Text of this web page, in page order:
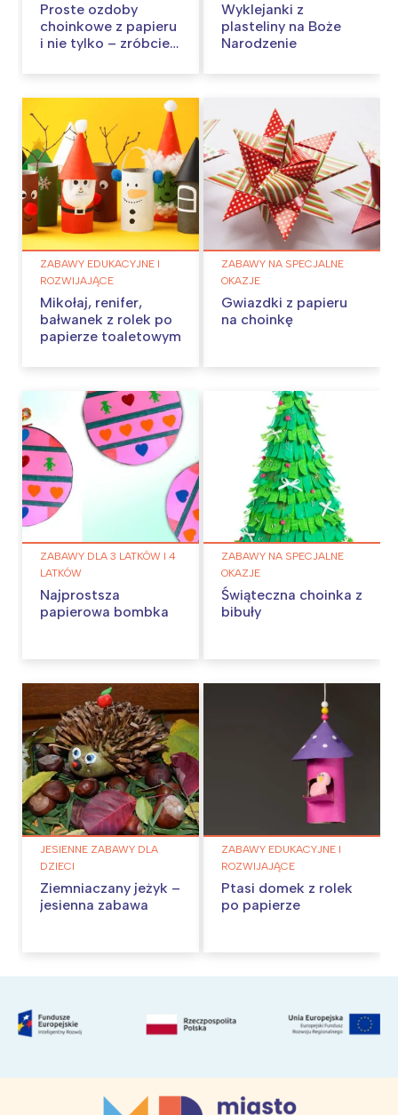
Proste ozdoby
choinkowe z papieru
i nie tylko – zróbcie
Wyklejanki z
plasteliny na Boże
Narodzenie
ZABAWY EDUKACYJNE I
ROZWIJAJĄCE
Mikołaj, renifer,
bałwanek z rolek po
papierze toaletowym
ZABAWY NA SPECJALNE
OKAZJE
Gwiazdki z papieru
na choinkę
ZABAWY DLA 3 LATKÓW I 4
LATKÓW
Najprostsza
papierowa bombka
ZABAWY NA SPECJALNE
OKAZJE
Świąteczna choinka z
bibuły
JESIENNE ZABAWY DLA
DZIECI
Ziemniaczany jeżyk –
jesienna zabawa
ZABAWY EDUKACYJNE I
ROZWIJAJĄCE
Ptasi domek z rolek
po papierze